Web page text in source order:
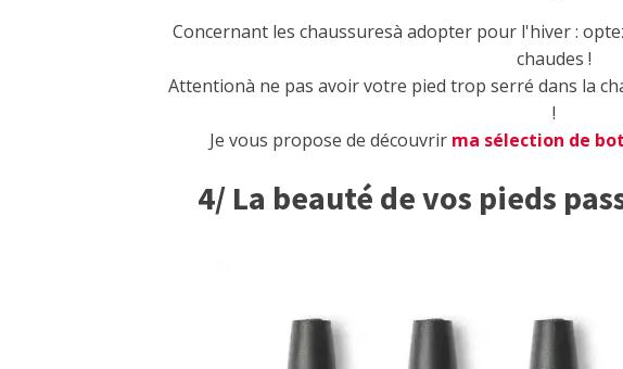
Concernant les chaussuresà adopter pour l'hiver :
chaudes !
Attentionà ne pas avoir votre pied trop serré dans la
!
Je vous propose de découvrir ma sélection de
4/ La beauté de vos pieds